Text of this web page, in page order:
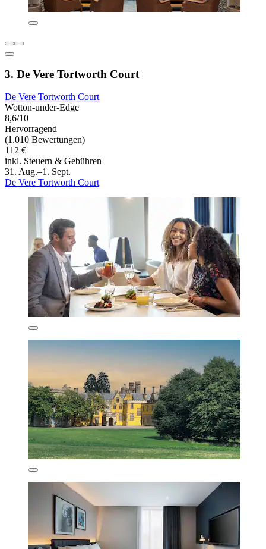
3. De Vere Tortworth Court
De Vere Tortworth Court
Wotton-under-Edge
8,6/10
Hervorragend
(1.010 Bewertungen)
112 €
inkl. Steuern & Gebühren
31. Aug.–1. Sept.
De Vere Tortworth Court